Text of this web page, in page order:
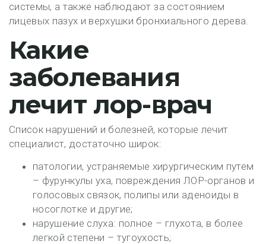
системы, а также наблюдают за состоянием
лицевых пазух и верхушки бронхиального дерева.
Какие
заболевания
лечит лор-врач
Список нарушений и болезней, которые лечит
специалист, достаточно широк:
патологии, устраняемые хирургическим путем
– фурункулы уха, повреждения ЛОР-органов и
голосовых связок, полипы или аденоиды в
носоглотке и другие;
нарушение слуха: полное – глухота, в более
легкой степени – тугоухость;